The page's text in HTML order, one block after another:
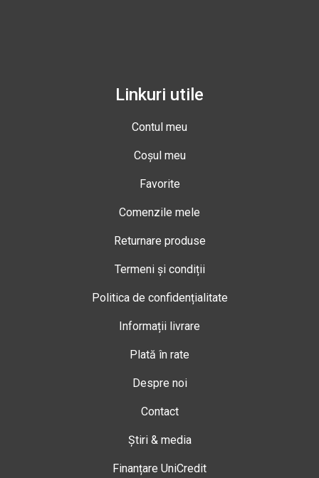
Linkuri utile
Contul meu
Coșul meu
Favorite
Comenzile mele
Returnare produse
Termeni și condiții
Politica de confidențialitate
Informații livrare
Plată în rate
Despre noi
Contact
Știri & media
Finanțare UniCredit